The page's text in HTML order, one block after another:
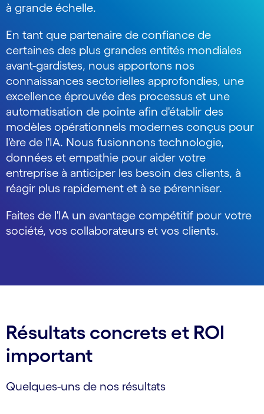
à grande échelle.
En tant que partenaire de confiance de
certaines des plus grandes entités mondiales
avant-gardistes, nous apportons nos
connaissances sectorielles approfondies, une
excellence éprouvée des processus et une
automatisation de pointe afin d'établir des
modèles opérationnels modernes conçus pour
l'ère de l'IA. Nous fusionnons technologie,
données et empathie pour aider votre
entreprise à anticiper les besoin des clients, à
réagir plus rapidement et à se pérenniser.
Faites de l'IA un avantage compétitif pour votre
société, vos collaborateurs et vos clients.
Résultats concrets et ROI
important
Quelques-uns de nos résultats